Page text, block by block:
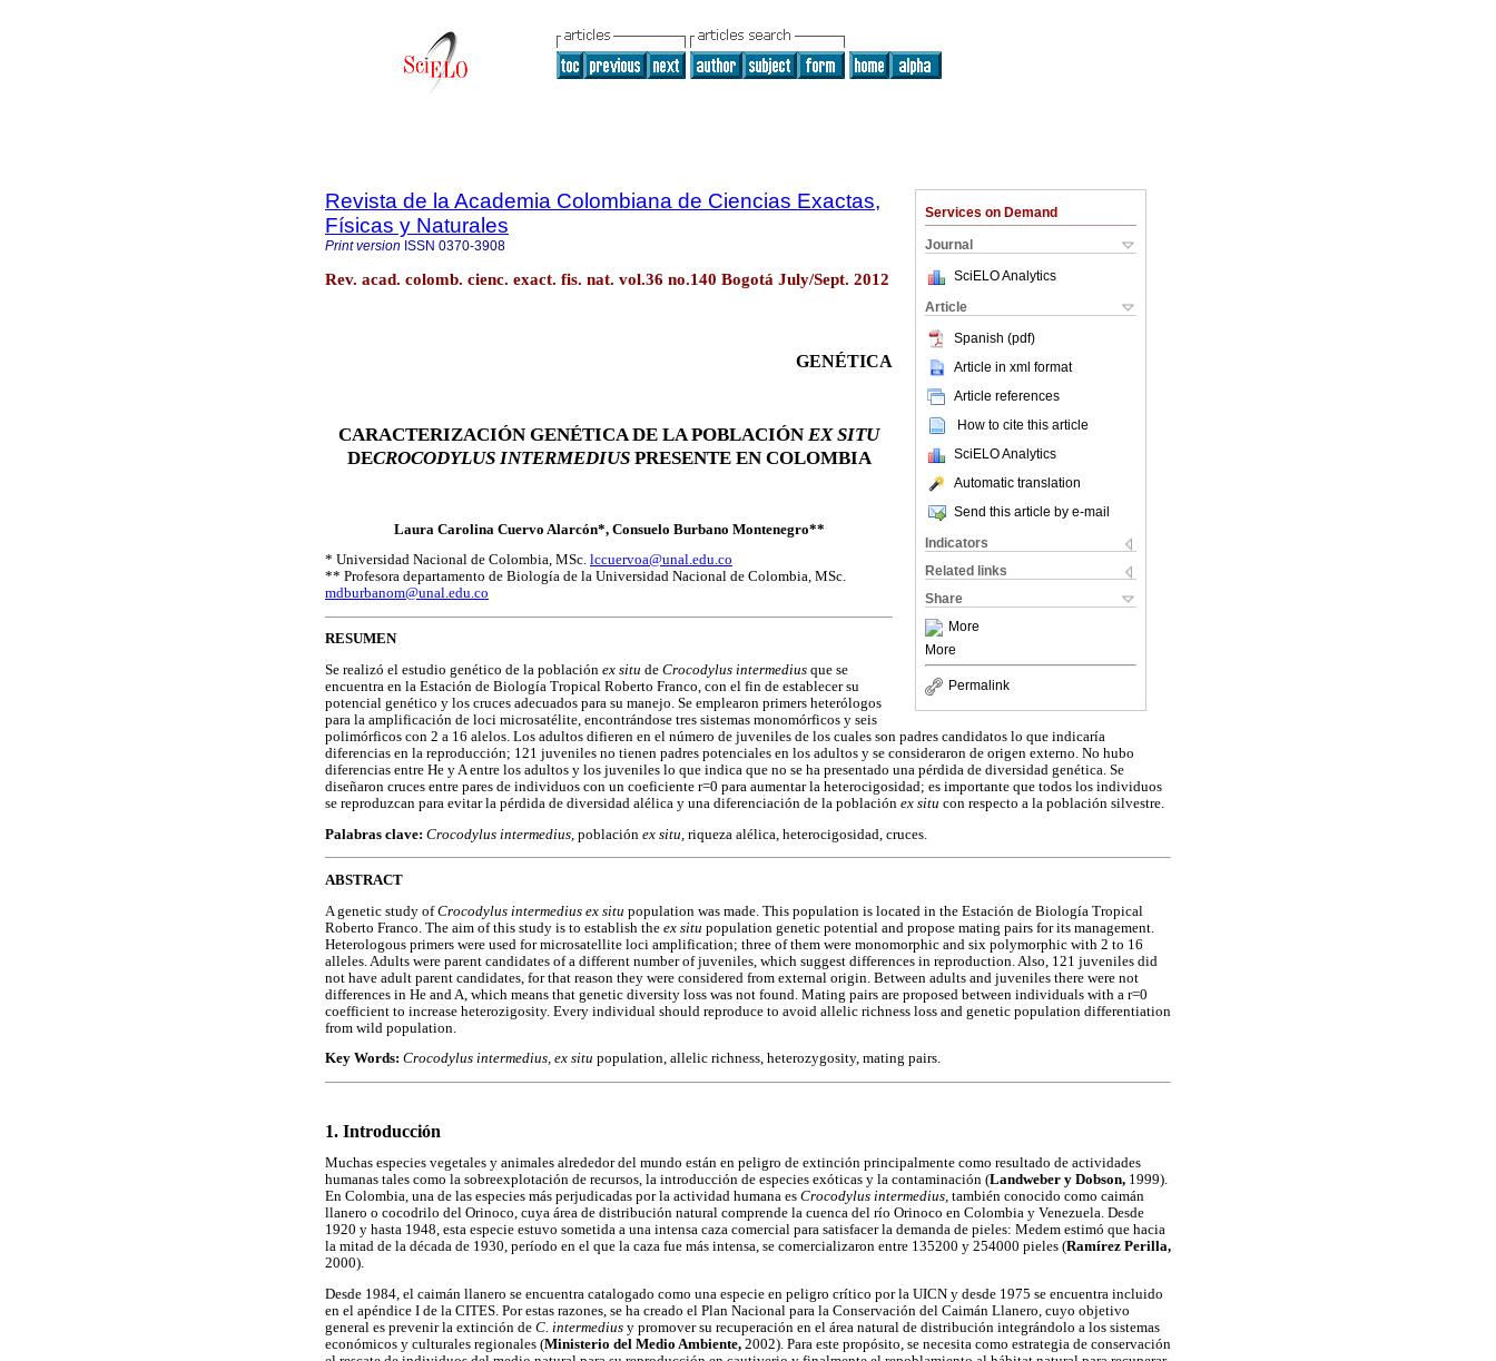
Services on Demand
Journal
SciELO Analytics
Article
Spanish (pdf)
Article in xml format
Article references
How to cite this article
SciELO Analytics
Automatic translation
Send this article by e-mail
Indicators
Related links
Share
More
More
Permalink
Revista de la Academia Colombiana de Ciencias Exactas,
Físicas y Naturales
Print version ISSN 0370-3908
Rev. acad. colomb. cienc. exact. fis. nat. vol.36 no.140 Bogotá July/Sept. 2012
GENÉTICA
CARACTERIZACIÓN GENÉTICA DE LA POBLACIÓN EX SITU
DECROCODYLUS INTERMEDIUS PRESENTE EN COLOMBIA
Laura Carolina Cuervo Alarcón*, Consuelo Burbano Montenegro**
* Universidad Nacional de Colombia, MSc. lccuervoa@unal.edu.co
** Profesora departamento de Biología de la Universidad Nacional de Colombia, MSc.
mdburbanom@unal.edu.co
RESUMEN
Se realizó el estudio genético de la población ex situ de Crocodylus intermedius que se
encuentra en la Estación de Biología Tropical Roberto Franco, con el fin de establecer su
potencial genético y los cruces adecuados para su manejo. Se emplearon primers heterólogos
para la amplificación de loci microsatélite, encontrándose tres sistemas monomórficos y seis
polimórficos con 2 a 16 alelos. Los adultos difieren en el número de juveniles de los cuales son padres candidatos lo que indicaría
diferencias en la reproducción; 121 juveniles no tienen padres potenciales en los adultos y se consideraron de origen externo. No hubo
diferencias entre He y A entre los adultos y los juveniles lo que indica que no se ha presentado una pérdida de diversidad genética. Se
diseñaron cruces entre pares de individuos con un coeficiente r=0 para aumentar la heterocigosidad; es importante que todos los individuos
se reproduzcan para evitar la pérdida de diversidad alélica y una diferenciación de la población ex situ con respecto a la población silvestre.
Palabras clave: Crocodylus intermedius, población ex situ, riqueza alélica, heterocigosidad, cruces.
ABSTRACT
A genetic study ofCrocodylus intermedius ex situ population was made. This population is located in the Estación de Biología Tropical
Roberto Franco. The aim of this study is to establish the ex situ population genetic potential and propose mating pairs for its management.
Heterologous primers were used for microsatellite loci amplification; three of them were monomorphic and six polymorphic with 2 to 16
alleles. Adults were parent candidates of a different number of juveniles, which suggest differences in reproduction. Also, 121 juveniles did
not have adult parent candidates, for that reason they were considered from external origin. Between adults and juveniles there were not
differences in He and A, which means that genetic diversity loss was not found. Mating pairs are proposed between individuals with a r=0
coefficient to increase heterozigosity. Every individual should reproduce to avoid allelic richness loss and genetic population differentiation
from wild population.
Key Words: Crocodylus intermedius, ex situ population, allelic richness, heterozygosity, mating pairs.
1. Introducción
Muchas especies vegetales y animales alrededor del mundo están en peligro de extinción principalmente como resultado de actividades
humanas tales como la sobreexplotación de recursos, la introducción de especies exóticas y la contaminación (Landweber y Dobson, 1999).
En Colombia, una de las especies más perjudicadas por la actividad humana es Crocodylus intermedius, también conocido como caimán
llanero o cocodrilo del Orinoco, cuya área de distribución natural comprende la cuenca del río Orinoco en Colombia y Venezuela. Desde
1920 y hasta 1948, esta especie estuvo sometida a una intensa caza comercial para satisfacer la demanda de pieles: Medem estimó que hacia
la mitad de la década de 1930, período en el que la caza fue más intensa, se comercializaron entre 135200 y 254000 pieles (Ramírez Perilla,
2000).
Desde 1984, el caimán llanero se encuentra catalogado como una especie en peligro crítico por la UICN y desde 1975 se encuentra incluido
en el apéndice I de la CITES. Por estas razones, se ha creado el Plan Nacional para la Conservación del Caimán Llanero, cuyo objetivo
general es prevenir la extinción de C. intermedius y promover su recuperación en el área natural de distribución integrándolo a los sistemas
económicos y culturales regionales (Ministerio del Medio Ambiente, 2002). Para este propósito, se necesita como estrategia de conservación